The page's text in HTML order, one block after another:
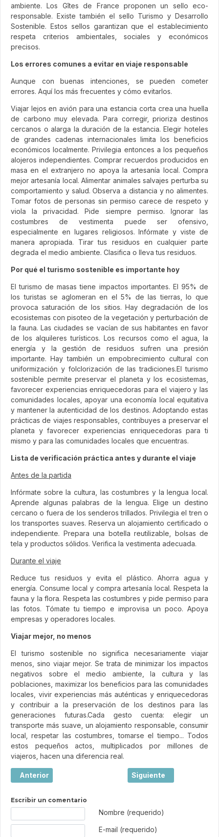
ambiente. Los Gîtes de France proponen un sello eco-
responsable. Existe también el sello Turismo y Desarrollo
Sostenible. Estos sellos garantizan que el establecimiento
respeta criterios ambientales, sociales y económicos
precisos.
Los errores comunes a evitar en viaje responsable
Aunque con buenas intenciones, se pueden cometer
errores. Aquí los más frecuentes y cómo evitarlos.
Viajar lejos en avión para una estancia corta crea una huella
de carbono muy elevada. Para corregir, prioriza destinos
cercanos o alarga la duración de la estancia. Elegir hoteles
de grandes cadenas internacionales limita los beneficios
económicos localmente. Privilegia entonces a los pequeños
alojeros independientes. Comprar recuerdos producidos en
masa en el extranjero no apoya la artesanía local. Compra
mejor artesanía local. Alimentar animales salvajes perturba su
comportamiento y salud. Observa a distancia y no alimentes.
Tomar fotos de personas sin permiso carece de respeto y
viola la privacidad. Pide siempre permiso. Ignorar las
costumbres de vestimenta puede ser ofensivo,
especialmente en lugares religiosos. Infórmate y viste de
manera apropiada. Tirar tus residuos en cualquier parte
degrada el medio ambiente. Clasifica o lleva tus residuos.
Por qué el turismo sostenible es importante hoy
El turismo de masas tiene impactos importantes. El 95% de
los turistas se aglomeran en el 5% de las tierras, lo que
provoca saturación de los sitios. Hay degradación de los
ecosistemas con pisoteo de la vegetación y perturbación de
la fauna. Las ciudades se vacían de sus habitantes en favor
de los alquileres turísticos. Los recursos como el agua, la
energía y la gestión de residuos sufren una presión
importante. Hay también un empobrecimiento cultural con
uniformización y folclorización de las tradiciones.El turismo
sostenible permite preservar el planeta y los ecosistemas,
favorecer experiencias enriquecedoras para el viajero y las
comunidades locales, apoyar una economía local equitativa
y mantener la autenticidad de los destinos. Adoptando estas
prácticas de viajes responsables, contribuyes a preservar el
planeta y favorecer experiencias enriquecedoras para ti
mismo y para las comunidades locales que encuentras.
Lista de verificación práctica antes y durante el viaje
Antes de la partida
Infórmate sobre la cultura, las costumbres y la lengua local.
Aprende algunas palabras de la lengua. Elige un destino
cercano o fuera de los senderos trillados. Privilegia el tren o
los transportes suaves. Reserva un alojamiento certificado o
independiente. Prepara una botella reutilizable, bolsas de
tela y productos sólidos. Verifica la vestimenta adecuada.
Durante el viaje
Reduce tus residuos y evita el plástico. Ahorra agua y
energía. Consume local y compra artesanía local. Respeta la
fauna y la flora. Respeta las costumbres y pide permiso para
las fotos. Tómate tu tiempo e improvisa un poco. Apoya
empresas y operadores locales.
Viajar mejor, no menos
El turismo sostenible no significa necesariamente viajar
menos, sino viajar mejor. Se trata de minimizar los impactos
negativos sobre el medio ambiente, la cultura y las
poblaciones, maximizar los beneficios para las comunidades
locales, vivir experiencias más auténticas y enriquecedoras
y contribuir a la preservación de los destinos para las
generaciones futuras.Cada gesto cuenta: elegir un
transporte más suave, un alojamiento responsable, consumir
local, respetar las costumbres, tomarse el tiempo... Todos
estos pequeños actos, multiplicados por millones de
viajeros, hacen una diferencia real.
Artículo anterior: Mostar, la ciudad europea donde un
Anterior Artículo siguiente:
Siguiente
Escribir un comentario
Nombre (requerido)
E-mail (requerido)